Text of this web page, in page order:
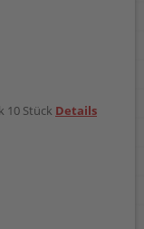
10 Stück Details